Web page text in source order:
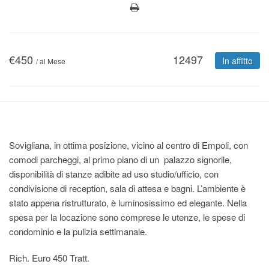
€450 / al Mese 12497 In affitto
Sovigliana, in ottima posizione, vicino al centro di Empoli, con
comodi parcheggi, al primo piano di un palazzo signorile,
disponibilità di stanze adibite ad uso studio/ufficio, con
condivisione di reception, sala di attesa e bagni. L’ambiente è
stato appena ristrutturato, è luminosissimo ed elegante. Nella
spesa per la locazione sono comprese le utenze, le spese di
condominio e la pulizia settimanale.
Rich. Euro 450 Tratt.